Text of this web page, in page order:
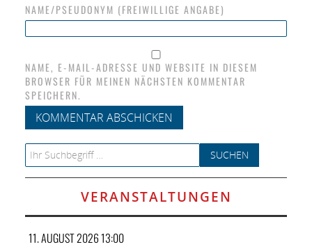
NAME/PSEUDONYM (FREIWILLIGE ANGABE)
NAME, E-MAIL-ADRESSE UND WEBSITE IN DIESEM
BROWSER FÜR MEINEN NÄCHSTEN KOMMENTAR
SPEICHERN.
Search for:
VERANSTALTUNGEN
11. AUGUST 2026 13:00